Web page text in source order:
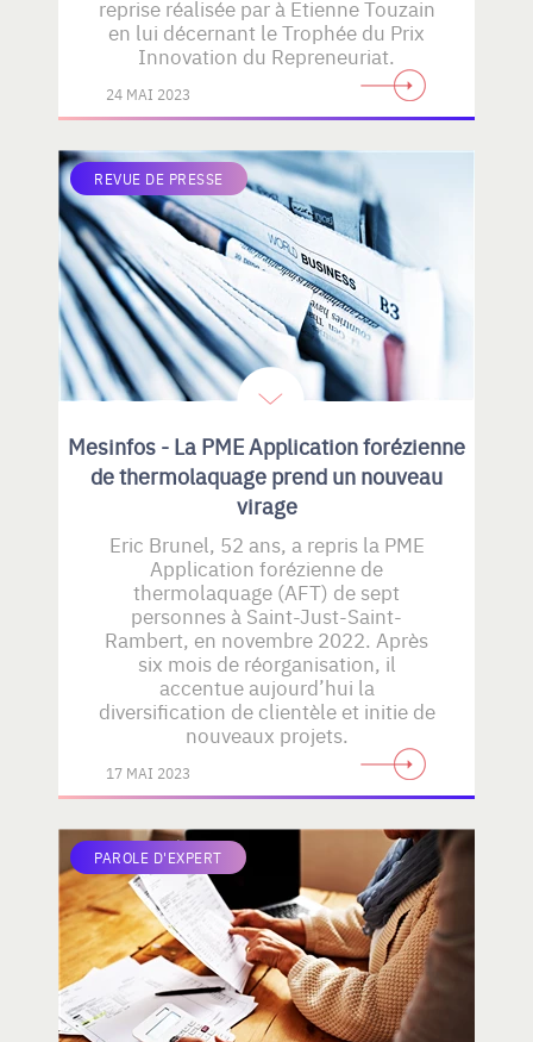
reprise réalisée par à Etienne Touzain
en lui décernant le Trophée du Prix
Innovation du Repreneuriat.
24 MAI 2023
REVUE DE PRESSE
Mesinfos - La PME Application forézienne
de thermolaquage prend un nouveau
virage
Eric Brunel, 52 ans, a repris la PME
Application forézienne de
thermolaquage (AFT) de sept
personnes à Saint-Just-Saint-
Rambert, en novembre 2022. Après
six mois de réorganisation, il
accentue aujourd’hui la
diversification de clientèle et initie de
nouveaux projets.
17 MAI 2023
PAROLE D'EXPERT